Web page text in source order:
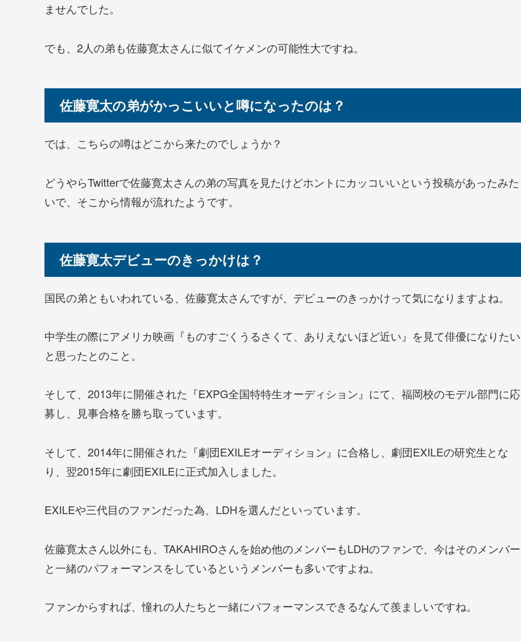
ませんでした。
でも、2人の弟も佐藤寛太さんに似てイケメンの可能性大ですね。
佐藤寛太の弟がかっこいいと噂になったのは？
では、こちらの噂はどこから来たのでしょうか？
どうやらTwitterで佐藤寛太さんの弟の写真を見たけどホントにカッコいいという投稿があったみた
いで、そこから情報が流れたようです。
佐藤寛太デビューのきっかけは？
国民の弟ともいわれている、佐藤寛太さんですが、デビューのきっかけって気になりますよね。
中学生の際にアメリカ映画『ものすごくうるさくて、ありえないほど近い』を見て俳優になりたい
と思ったとのこと。
そして、2013年に開催された『EXPG全国特特生オーディション』にて、福岡校のモデル部門に応
募し、見事合格を勝ち取っています。
そして、2014年に開催された『劇団EXILEオーディション』に合格し、劇団EXILEの研究生とな
り、翌2015年に劇団EXILEに正式加入しました。
EXILEや三代目のファンだった為、LDHを選んだといっています。
佐藤寛太さん以外にも、TAKAHIROさんを始め他のメンバーもLDHのファンで、今はそのメンバー
と一緒のパフォーマンスをしているというメンバーも多いですよね。
ファンからすれば、憧れの人たちと一緒にパフォーマンスできるなんて羨ましいですね。